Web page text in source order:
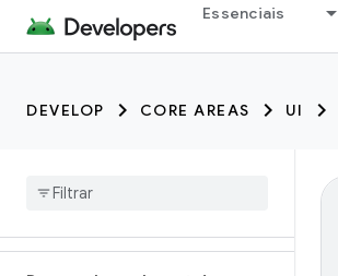
Essenciais
DEVELOP CORE AREAS UI